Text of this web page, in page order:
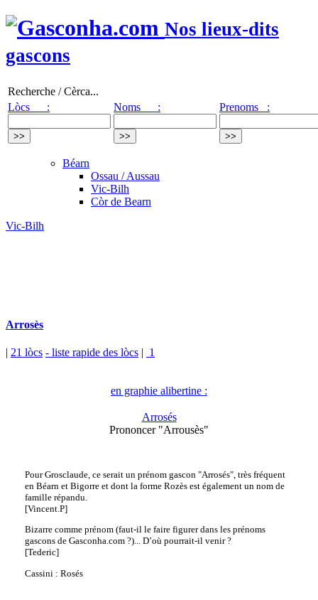
Nos lieux-dits
gascons
Recherche / Cèrca...
Lòcs :
Noms : Prenoms :
Béarn
Ossau / Aussau
Vic-Bilh
Còr de Bearn
Vic-Bilh
Arrosès
| 21 lòcs - liste rapide des lòcs | 1
en graphie alibertine :
Arrosés
Prononcer "Arrousès"
Pour Grosclaude, ce serait un prénom gascon "Arrosés", très fréquent
en Béarn et Bigorre et dont la forme Rozès est également un nom de
famille répandu.
[Vincent.P]
Bizarre comme prénom (faut-il le faire figurer dans les prénoms
gascons de Gasconha.com ?)... D’où pourrait-il venir ?
[Tederic]
Cassini : Rosés